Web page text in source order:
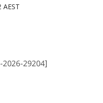
AEST
2026-29204]